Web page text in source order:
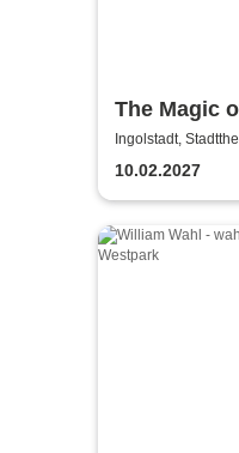
The Magic
The Concert
Ingolstadt,
10.02.2027